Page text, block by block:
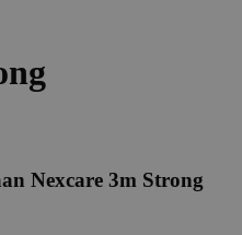
Nexcare 3m Strong